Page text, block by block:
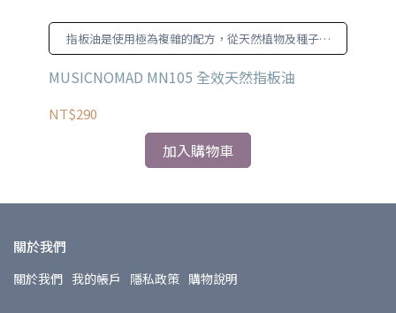
指板油是使用極為複雜的配方，從天然植物及種子油
提煉而成。
MUSICNOMAD MN105 全效天然指板油
NT$290
加入購物車
關於我們
關於我們 我的帳戶 隱私政策 購物說明